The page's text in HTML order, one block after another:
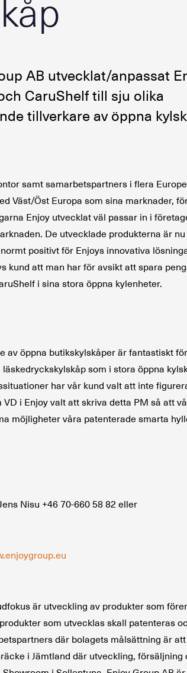
AB utvecklat/anpassat
CaruShelf till sju olika
tillverkare av öppna
samt samarbetspartners i flera
Väst/Öst Europa som sina marknader,
Enjoy utvecklat väl passar in i
De utvecklade produkterna är nu
positivt för Enjoys innovativa
kund att man har för avsikt att spara
i sina stora öppna kylenheter.
av öppna butikskylskåper är fantastiskt
som i stora öppna
har vår kund valt att inte
i Enjoy valt att skriva detta PM så att
möjligheter våra patenterade smarta
Nisu +46 70-660 58 82 eller
är utveckling av produkter som
som utvecklas skall patenteras
där bolagets målsättning är
i Jämtland där utveckling, försäljning